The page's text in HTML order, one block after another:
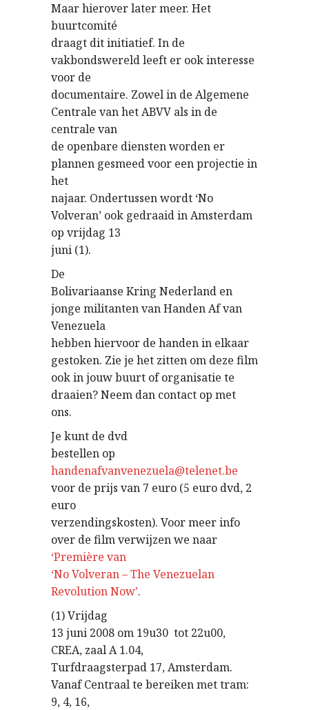
Maar hierover later meer. Het
buurtcomité
draagt dit initiatief. In de
vakbondswereld leeft er ook interesse
voor de
documentaire. Zowel in de Algemene
Centrale van het ABVV als in de
centrale van
de openbare diensten worden er
plannen gesmeed voor een projectie in
het
najaar. Ondertussen wordt ‘No
Volveran’ ook gedraaid in Amsterdam
op vrijdag 13
juni (1).
De
Bolivariaanse Kring Nederland en
jonge militanten van Handen Af van
Venezuela
hebben hiervoor de handen in elkaar
gestoken. Zie je het zitten om deze film
ook in jouw buurt of organisatie te
draaien? Neem dan contact op met
ons.
Je kunt de dvd
bestellen op
handenafvanvenezuela@telenet.be
voor de prijs van 7 euro (5 euro dvd, 2
euro
verzendingskosten). Voor meer info
over de film verwijzen we naar
‘Première van
‘No Volveran – The Venezuelan
Revolution Now’.
(1) Vrijdag
13 juni 2008 om 19u30 tot 22u00,
CREA, zaal A 1.04,
Turfdraagsterpad 17, Amsterdam.
Vanaf Centraal te bereiken met tram:
9, 4, 16,